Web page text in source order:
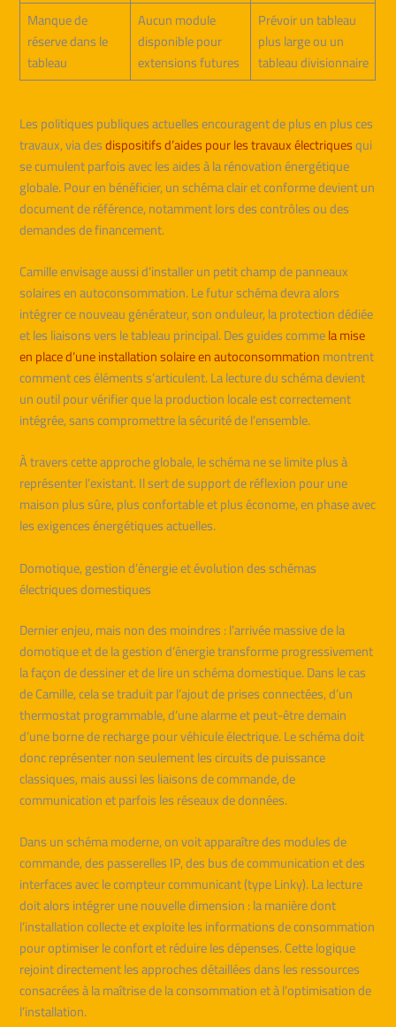
Manque de
réserve dans le
tableau
Aucun module
disponible pour
extensions futures
Prévoir un tableau
plus large ou un
tableau divisionnaire
Les politiques publiques actuelles encouragent de plus en plus ces
travaux, via desdispositifs d’aides pour les travaux électriquesqui
se cumulent parfois avec les aides à la rénovation énergétique
globale. Pour en bénéficier, un schéma clair et conforme devient un
document de référence, notamment lors des contrôles ou des
demandes de financement.
Camille envisage aussi d’installer un petit champ de panneaux
solaires en autoconsommation. Le futur schéma devra alors
intégrer ce nouveau générateur, son onduleur, la protection dédiée
et les liaisons vers le tableau principal. Des guides commela mise
en place d’une installation solaire en autoconsommationmontrent
comment ces éléments s’articulent. La lecture du schéma devient
un outil pour vérifier que la production locale est correctement
intégrée, sans compromettre la sécurité de l’ensemble.
À travers cette approche globale, le schéma ne se limite plus à
représenter l’existant. Il sert de support de réflexion pour une
maison plus sûre, plus confortable et plus économe, en phase avec
les exigences énergétiques actuelles.
Domotique, gestion d’énergie et évolution des schémas
électriques domestiques
Dernier enjeu, mais non des moindres : l’arrivée massive de la
domotique et de la gestion d’énergie transforme progressivement
la façon de dessiner et de lire un schéma domestique. Dans le cas
de Camille, cela se traduit par l’ajout de prises connectées, d’un
thermostat programmable, d’une alarme et peut-être demain
d’une borne de recharge pour véhicule électrique. Le schéma doit
donc représenter non seulement les circuits de puissance
classiques, mais aussi les liaisons de commande, de
communication et parfois les réseaux de données.
Dans un schéma moderne, on voit apparaître des modules de
commande, des passerelles IP, des bus de communication et des
interfaces avec le compteur communicant (type Linky). La lecture
doit alors intégrer une nouvelle dimension : la manière dont
l’installation collecte et exploite les informations de consommation
pour optimiser le confort et réduire les dépenses. Cette logique
rejoint directement les approches détaillées dans les ressources
consacrées à la maîtrise de la consommation et à l’optimisation de
l’installation.